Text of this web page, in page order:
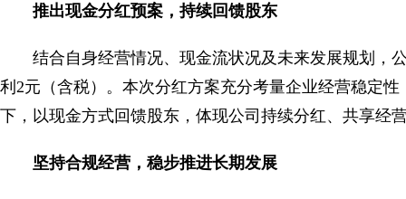
推出现金分红预案，持续回馈股东
结合自身经营情况、现金流状况及未来发展规划，
利2元（含税）。本次分红方案充分考量企业经营稳定
下，以现金方式回馈股东，体现公司持续分红、共享经
坚持合规经营，稳步推进长期发展